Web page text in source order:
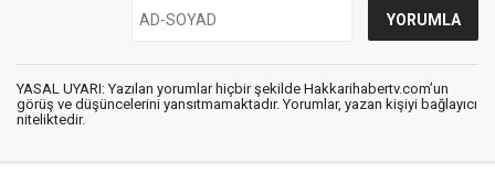
YASAL UYARI: Yazılan yorumlar hiçbir şekilde Hakkarihabertv.com’un
görüş ve düşüncelerini yansıtmamaktadır. Yorumlar, yazan kişiyi bağlayıcı
niteliktedir.